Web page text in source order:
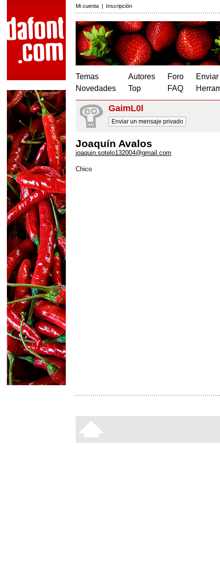
Mi cuenta | Inscripción
Temas
Novedades
Autores
Top
Foro
FAQ
GaimL0l
Enviar un mensaje privado
Joaquín Avalos
joaquin.sotelo132004@gmail.com
Chico